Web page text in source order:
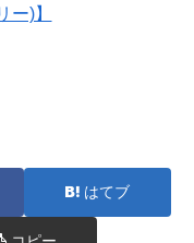
ー)】
はてブ